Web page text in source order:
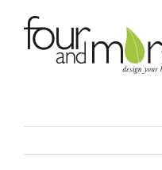
content